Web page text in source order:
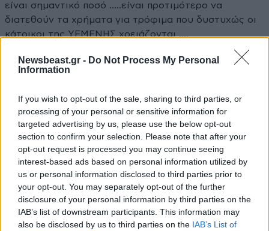
Newsbeast.gr - Do Not Process My Personal
Information
If you wish to opt-out of the sale, sharing to third parties, or
processing of your personal or sensitive information for
targeted advertising by us, please use the below opt-out
section to confirm your selection. Please note that after your
opt-out request is processed you may continue seeing
interest-based ads based on personal information utilized by
us or personal information disclosed to third parties prior to
your opt-out. You may separately opt-out of the further
disclosure of your personal information by third parties on the
IAB’s list of downstream participants. This information may
also be disclosed by us to third parties on the IAB’s List of
είναι σημαντικό ποσό …..είναι προτιμότερο να
διατεθούν τα χρήματα για τρόφιμα που δυστυχώς οι
κάτοικοι της ΥΕΜΕΝΗΣ χρειάζονται ….
Απαντήστε 1
Καλη ερωτηση! Δεν υπαρχει λογικη.
Απαντήστε